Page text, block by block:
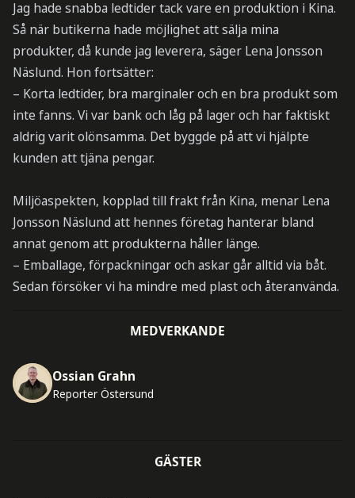
Jag hade snabba ledtider tack vare en produktion i Kina.
Så när butikerna hade möjlighet att sälja mina
produkter, då kunde jag leverera, säger Lena Jonsson
Näslund. Hon fortsätter:
– Korta ledtider, bra marginaler och en bra produkt som
inte fanns. Vi var bank och låg på lager och har faktiskt
aldrig varit olönsamma. Det byggde på att vi hjälpte
kunden att tjäna pengar.
Miljöaspekten, kopplad till frakt från Kina, menar Lena
Jonsson Näslund att hennes företag hanterar bland
annat genom att produkterna håller länge.
– Emballage, förpackningar och askar går alltid via båt.
Sedan försöker vi ha mindre med plast och återanvända.
MEDVERKANDE
Ossian Grahn
Reporter Östersund
GÄSTER